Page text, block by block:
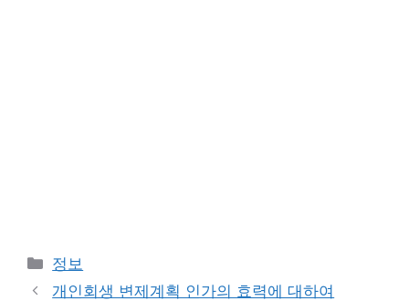
카
테
정보
개인회생 변제계획 인가의 효력에 대하여